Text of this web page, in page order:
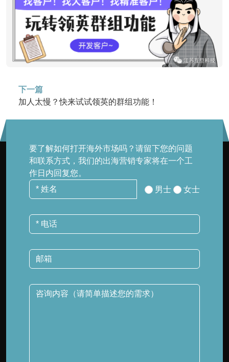
下一篇
加人太慢？快来试试领英的群组功能！
要了解如何打开海外市场吗？请留下您的问题
和联系方式，我们的出海营销专家将在一个工
作日内回复您。
男士
女士